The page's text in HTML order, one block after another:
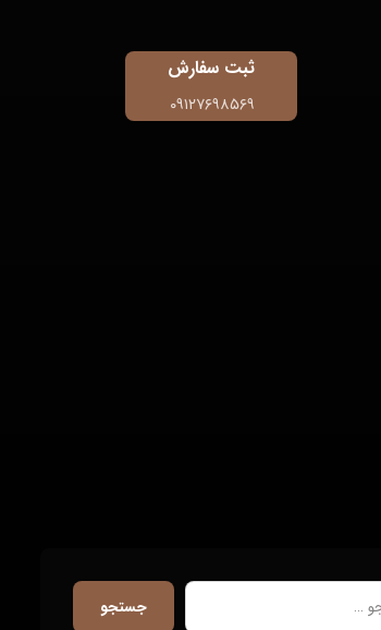
ثبت سفارش
۰۹۱۲۷۶۹۸۵۶۹
جستجو